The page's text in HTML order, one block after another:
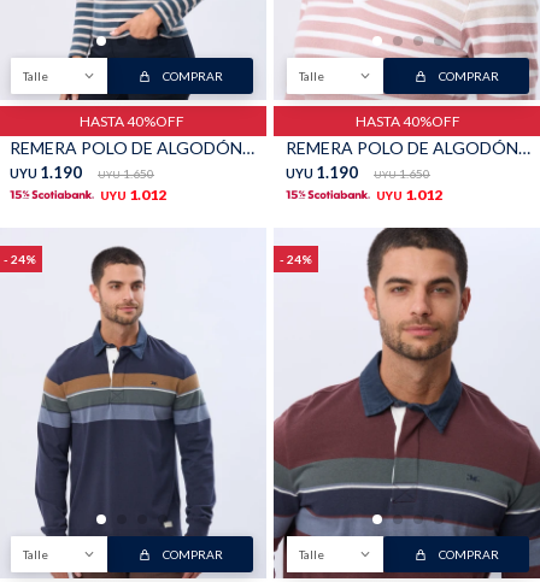
Talle COMPRAR
HASTA 40%OFF
REMERA POLO DE ALGODÓN - Beige
UYU 1.190 UYU 1.650
UYU 1.012
Talle COMPRAR
HASTA 40%OFF
REMERA POLO DE ALGODÓN - Blanco
UYU 1.190 UYU 1.650
UYU 1.012
24
Talle COMPRAR
24
Talle COMPRAR